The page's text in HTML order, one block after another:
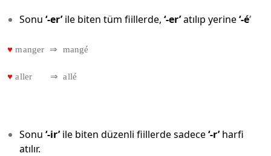
Sonu ‘-er’ile biten tüm fiillerde, ‘-er’atılıp yerine‘-é’
♥ manger ⇒ mangé
♥ aller ⇒ allé
Sonu ‘-ir’ile biten düzenli fiillerde sadece‘-r’harfi
atılır.